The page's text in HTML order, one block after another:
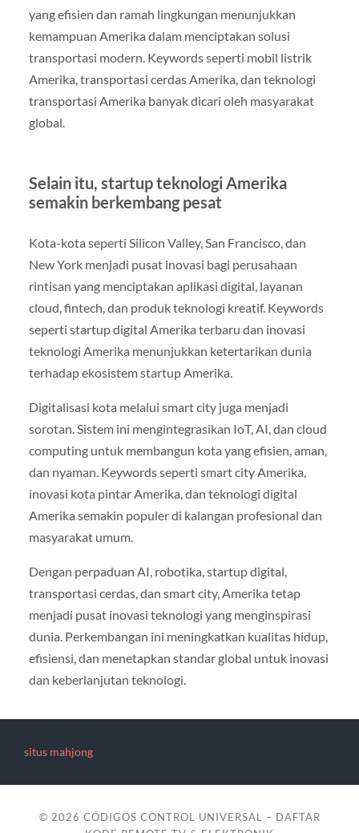
yang efisien dan ramah lingkungan menunjukkan
kemampuan Amerika dalam menciptakan solusi
transportasi modern. Keywords seperti mobil listrik
Amerika, transportasi cerdas Amerika, dan teknologi
transportasi Amerika banyak dicari oleh masyarakat
global.
Selain itu, startup teknologi Amerika
semakin berkembang pesat
Kota-kota seperti Silicon Valley, San Francisco, dan
New York menjadi pusat inovasi bagi perusahaan
rintisan yang menciptakan aplikasi digital, layanan
cloud, fintech, dan produk teknologi kreatif. Keywords
seperti startup digital Amerika terbaru dan inovasi
teknologi Amerika menunjukkan ketertarikan dunia
terhadap ekosistem startup Amerika.
Digitalisasi kota melalui smart city juga menjadi
sorotan. Sistem ini mengintegrasikan IoT, AI, dan cloud
computing untuk membangun kota yang efisien, aman,
dan nyaman. Keywords seperti smart city Amerika,
inovasi kota pintar Amerika, dan teknologi digital
Amerika semakin populer di kalangan profesional dan
masyarakat umum.
Dengan perpaduan AI, robotika, startup digital,
transportasi cerdas, dan smart city, Amerika tetap
menjadi pusat inovasi teknologi yang menginspirasi
dunia. Perkembangan ini meningkatkan kualitas hidup,
efisiensi, dan menetapkan standar global untuk inovasi
dan keberlanjutan teknologi.
situs mahjong
© 2026 CÓDIGOS CONTROL UNIVERSAL – DAFTAR